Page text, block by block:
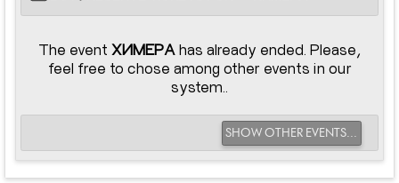
The event ХИМЕРА has already ended. Please,
feel free to chose among other events in our
system..
SHOW OTHER EVENTS...